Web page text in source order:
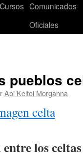
Cursos Comunicados
Oficiales
pueblos
Api Keltoi Morganna
los celtas